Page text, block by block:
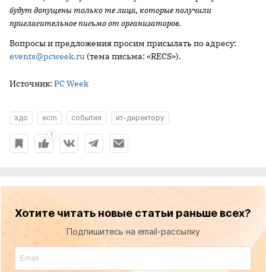
будут допущены только те лица, которые получили
пригласительное письмо от организаторов.
Вопросы и предложения просим присылать по адресу:
events@pcweek.ru (тема письма: «RECS»).
Источник: PC Week
эдо ecm события ит-директору
1
Хотите читать новые статьи раньше всех?
Подпишитесь на email-рассылку